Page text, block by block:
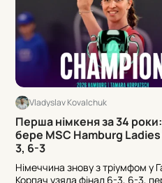
Vladyslav Kovalchuk
Перша німкеня за 34
бере MSC Hamburg
3, 6-3
Німеччина знову з тріумфом у
Корпач узяла фінал 6-3, 6-3,